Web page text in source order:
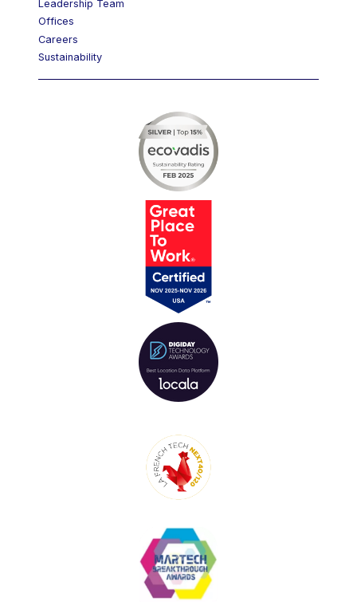
Leadership Team
Offices
Careers
Sustainability